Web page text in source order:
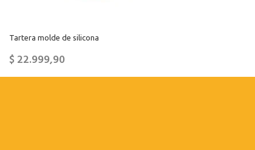
Tartera molde de silicona
$22.999,90